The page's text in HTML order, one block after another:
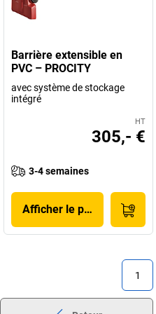
Barrière extensible en
PVC – PROCITY
avec système de stockage
intégré
HT
305,- €
3-4 semaines
Afficher le produit
1